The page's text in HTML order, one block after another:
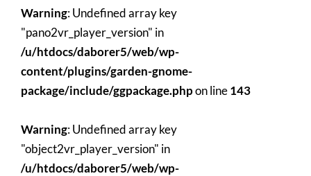
Warning: Undefined array key
"pano2vr_player_version" in
/u/htdocs/daborer5/web/wp-
content/plugins/garden-gnome-
package/include/ggpackage.phpon line143
Warning: Undefined array key
"object2vr_player_version" in
/u/htdocs/daborer5/web/wp-